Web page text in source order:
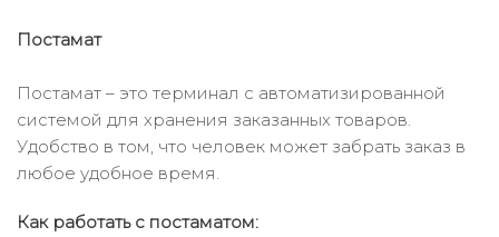
Постамат
Постамат – это терминал с автоматизированной
системой для хранения заказанных товаров.
Удобство в том, что человек может забрать заказ в
любое удобное время.
Как работать с постаматом: